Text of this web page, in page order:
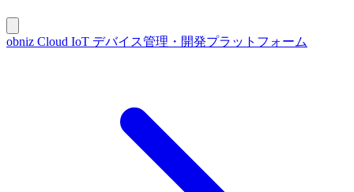
obniz Cloud IoT デバイス管理・開発プラットフォーム